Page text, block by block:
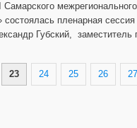
состоялась пленарная
Губский, заместитель
23 24 25 26 27